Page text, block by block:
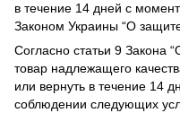
в течение 14 дней с
Законом Украины “О
Согласно статьи 9 Закона
товар надлежащего
или вернуть в течение 14
соблюдении следующих